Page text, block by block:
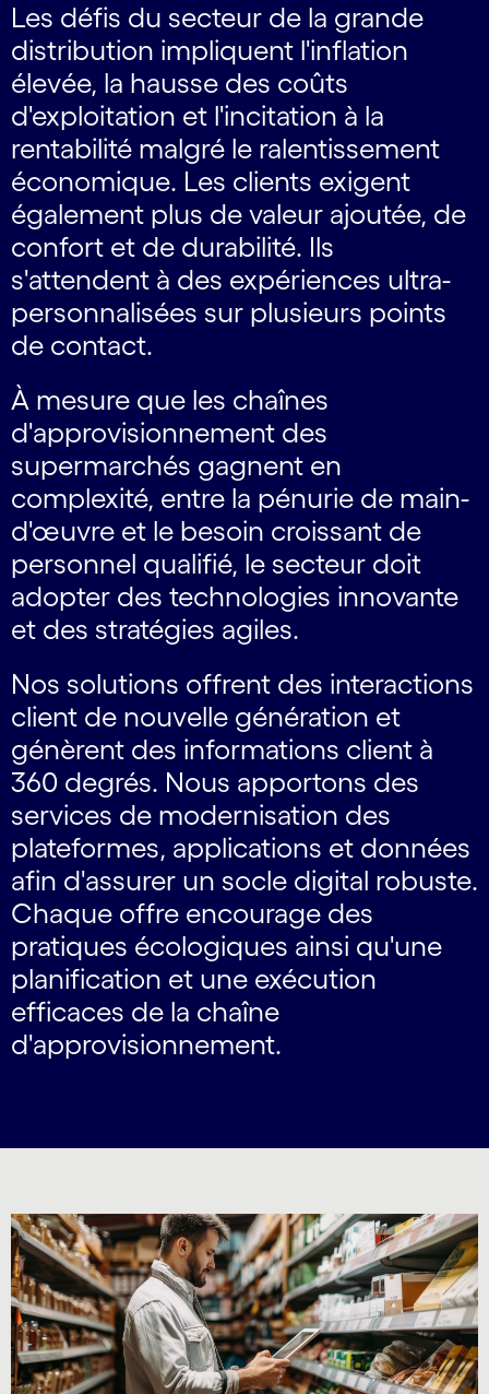
Les défis du secteur de la grande
distribution impliquent l'inflation
élevée, la hausse des coûts
d'exploitation et l'incitation à la
rentabilité malgré le ralentissement
économique. Les clients exigent
également plus de valeur ajoutée, de
confort et de durabilité. Ils
s'attendent à des expériences ultra-
personnalisées sur plusieurs points
de contact.
À mesure que les chaînes
d'approvisionnement des
supermarchés gagnent en
complexité, entre la pénurie de main-
d'œuvre et le besoin croissant de
personnel qualifié, le secteur doit
adopter des technologies innovante
et des stratégies agiles.
Nos solutions offrent des interactions
client de nouvelle génération et
génèrent des informations client à
360 degrés. Nous apportons des
services de modernisation des
plateformes, applications et données
afin d'assurer un socle digital robuste.
Chaque offre encourage des
pratiques écologiques ainsi qu'une
planification et une exécution
efficaces de la chaîne
d'approvisionnement.
Carousel starts